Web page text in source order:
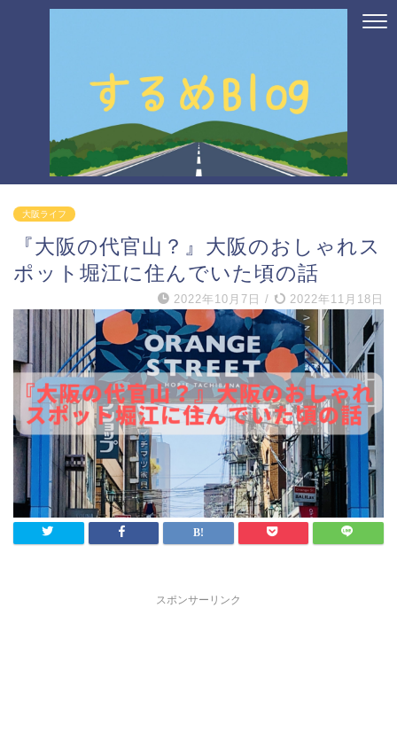
大阪ライフ
『大阪の代官山？』大阪のおしゃれス
ポット堀江に住んでいた頃の話
2022年10月7日 / 2022年11月18日
スポンサーリンク